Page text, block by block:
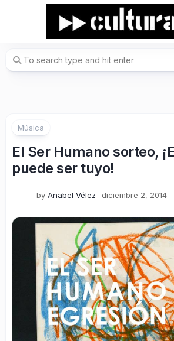
Música
El Ser Humano sorteo,
puede ser tuyo!
by Anabel Vélez diciembre 2, 2014